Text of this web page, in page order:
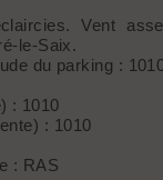
Vent
le-Saix.
du parking :
: 1010
: 1010
: RAS